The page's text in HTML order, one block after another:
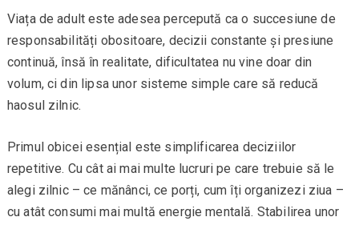
Viața de adult este adesea percepută ca o succesiune de
responsabilități obositoare, decizii constante și presiune
continuă, însă în realitate, dificultatea nu vine doar din
volum, ci din lipsa unor sisteme simple care să reducă
haosul zilnic.
Primul obicei esențial este simplificarea deciziilor
repetitive. Cu cât ai mai multe lucruri pe care trebuie să le
alegi zilnic – ce mănânci, ce porți, cum îți organizezi ziua –
cu atât consumi mai multă energie mentală. Stabilirea unor